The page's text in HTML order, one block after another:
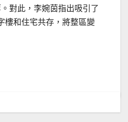
對此，李婉茵指出吸引了
樓和住宅共存，將整區變